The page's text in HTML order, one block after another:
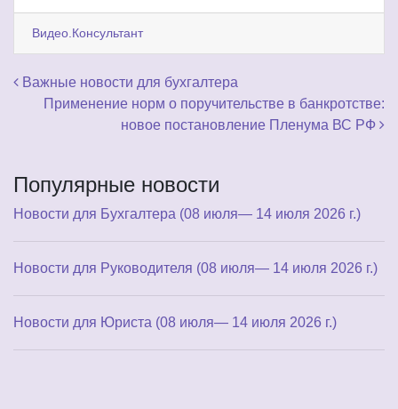
Видео.Консультант
Навигация по записям
Важные новости для бухгалтера
Применение норм о поручительстве в банкротстве:
новое постановление Пленума ВС РФ
Популярные новости
Новости для Бухгалтера (08 июля— 14 июля 2026 г.)
Новости для Руководителя (08 июля— 14 июля 2026 г.)
Новости для Юриста (08 июля— 14 июля 2026 г.)